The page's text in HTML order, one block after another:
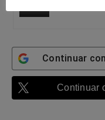
Continuar
Continuar